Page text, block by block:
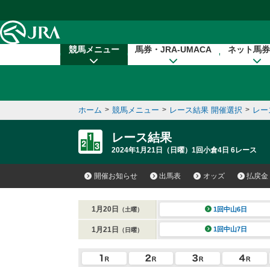
競馬メニュー 馬券・JRA-UMACA ネット馬
ホーム > 競馬メニュー > レース結果 開催選択 > レ
レース結果
2024年1月21日（日曜）1回小倉4日 6レース
開催お知らせ 出馬表 オッズ 払戻金
1月20日 （土曜） 1回中山6日
1月21日 （日曜） 1回中山7日